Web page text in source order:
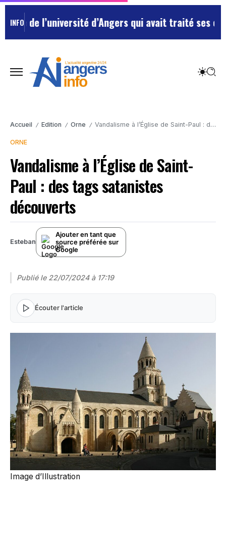
INFO
de l’université d’Angers qui avait traité ses chefs
Accueil / Edition / Orne / Vandalisme à l’Église de Saint-Paul : des tags satanistes découverts
ORNE
Vandalisme à l’Église de Saint-
Paul : des tags satanistes
découverts
Esteban
Ajouter en tant que
source préférée sur
Google
Publié le 22/07/2024 à 17:19
Écouter l'article
Image d’Illustration